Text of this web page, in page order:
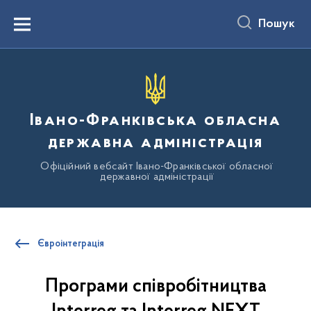
вмістуMenu Пошук
Івано-Франківська обласна
державна адміністрація
Офіційний вебсайт Івано-Франківської обласної
державної адміністрації
Євроінтеграція
Програми співробітництва